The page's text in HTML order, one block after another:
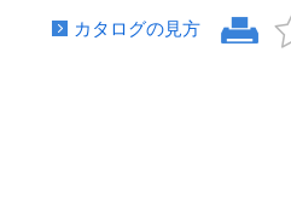
カタログの見方